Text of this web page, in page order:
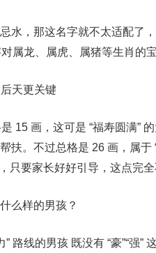
水，那这名字就不太适配了
属龙、属虎、属猪等生肖的
天更关键
15 画，这可是 “福寿圆满”
扶。不过总格是 26 画，属
只要家长好好引导，这点完全
么样的男孩？
路线的男孩 既没有 “豪”“强”